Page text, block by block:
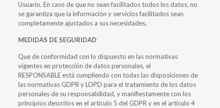
Usuario. En caso de que no sean facilitados todos los datos, no
se garantiza que la información y servicios facilitados sean
completamente ajustados a sus necesidades.
MEDIDAS DE SEGURIDAD
Que de conformidad con lo dispuesto en las normativas
vigentes en protección de datos personales, el
RESPONSABLE está cumpliendo con todas las disposiciones de
las normativas GDPR y LOPD para el tratamiento de los datos
personales de su responsabilidad, y manifiestamente con los
principios descritos en el artículo 5 del GDPR y en el artículo 4